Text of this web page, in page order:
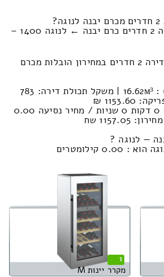
הערכת מחיר במעבר לדירה 2 חדרים כרם יבנה ← לנוגה 1400 –
כמה עולה מוביל להובלה דירה 2 חדרים במחירון הובלות מכרם
נפח הובלה (חפצים) : 16.62м³ | משקל תכולת דירה: 783
₪
שח
— לנוגה ?
קילומטרים
1
מקרר יינות M